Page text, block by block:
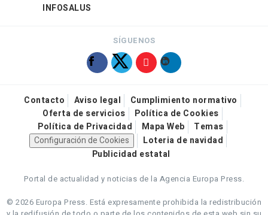
INFOSALUS
SÍGUENOS
Contacto Aviso legal
Cumplimiento normativo
Oferta de servicios
Política de Cookies
Política de Privacidad
Mapa Web
Temas
Configuración de Cookies
Loteria de navidad
Publicidad estatal
Portal de actualidad y noticias de la Agencia Europa Press.
© 2026 Europa Press. Está expresamente prohibida la redistribución